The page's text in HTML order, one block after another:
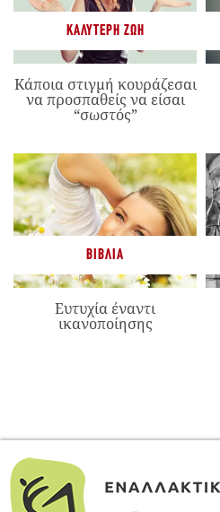
ΚΑΛΎΤΕΡΗ ΖΩΉ
Κάποια στιγμή κουράζεσαι
να προσπαθείς να είσαι
“σωστός”
ΒΙΒΛΊΑ
Ευτυχία έναντι
ικανοποίησης